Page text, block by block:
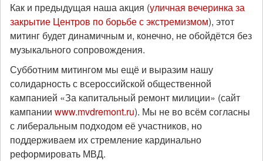
Как и предыдущая наша акция (уличная вечеринка за
закрытие Центров по борьбе с экстремизмом), этот
митинг будет динамичным и, конечно, не обойдётся без
музыкального сопровождения.
Субботним митингом мы ещё и выразим нашу
солидарность с всероссийской общественной
кампанией «За капитальный ремонт милиции» (сайт
кампании www.mvdremont.ru). Мы не во всём согласны
с либеральным подходом её участников, но
поддерживаем их стремление кардинально
реформировать МВД.